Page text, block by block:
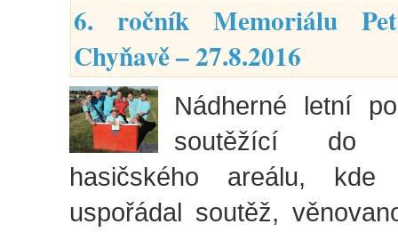
6. ročník Memoriálu
Chyňavě – 27.8.2016
Nádherné letní
soutěžící do
hasičského areálu,
uspořádal soutěž,